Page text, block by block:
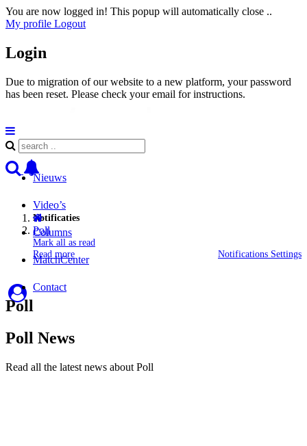
You are now logged in! This popup will automatically close ..
My profile Logout
Login
Due to migration of our website to a new platform, your password
has been reset. Please check your email for instructions.
Notificaties
Mark all as read
Read more
Notifications Settings
Nieuws
Video’s
Columns
MatchCenter
Contact
Poll
Poll
Poll News
Read all the latest news about Poll